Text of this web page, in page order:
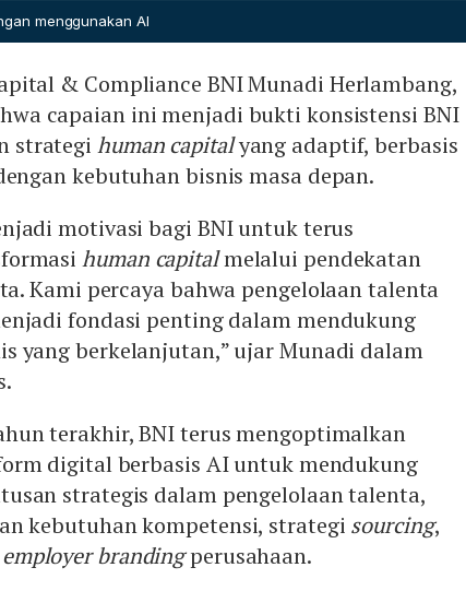
yang adaptif, inovatif, dan berorientasi pada
menggunakan AI
& Compliance BNI Munadi Herlambang,
capaian ini menjadi bukti konsistensi BNI
strategi human capitalyang adaptif, berbasis
kebutuhan bisnis masa depan.
motivasi bagi BNI untuk terus
human capitalmelalui pendekatan
Kami percaya bahwa pengelolaan talenta
fondasi penting dalam mendukung
yang berkelanjutan,” ujar Munadi dalam
terakhir, BNI terus mengoptimalkan
digital berbasis AI untuk mendukung
strategis dalam pengelolaan talenta,
kebutuhan kompetensi, strategi sourcing,
employer brandingperusahaan.